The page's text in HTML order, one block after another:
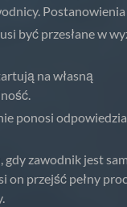
być przesłane w
na własną
ponosi
gdy zawodnik jest
on przejść pełny